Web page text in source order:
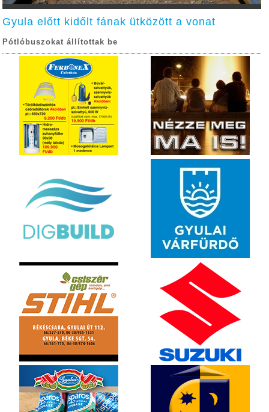
Gyula előtt kidőlt fának ütközött a vonat
Pótlóbuszokat állítottak be